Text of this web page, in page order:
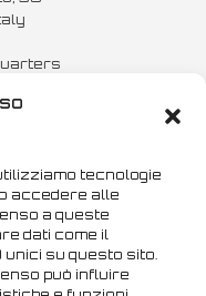
tecnologie
accedere alle
a queste
dati come il
unici su questo sito.
può influire
SRL